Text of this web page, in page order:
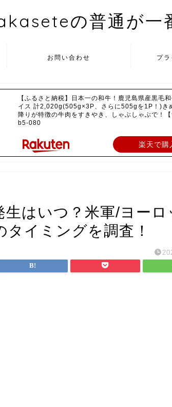
の普通が一
お問い合わせ プ
【ふるさと納税】日本一の和牛！鹿児島県産黒毛
イス 計2,020g(505g×3P、さらに505gを1P！)き
降りが特徴の牛肉をすきやき、しゃぶしゃぶで！【
b5-080
楽天で購
生はいつ？米軍/ヨーロ
イミングを調査！